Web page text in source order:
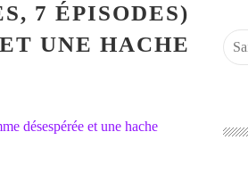
7 ÉPISODES)
UNE HACHE